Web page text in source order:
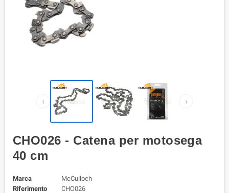
‹ ›
CHO026 - Catena per motosega
40 cm
Marca
McCulloch
Riferimento
CHO026